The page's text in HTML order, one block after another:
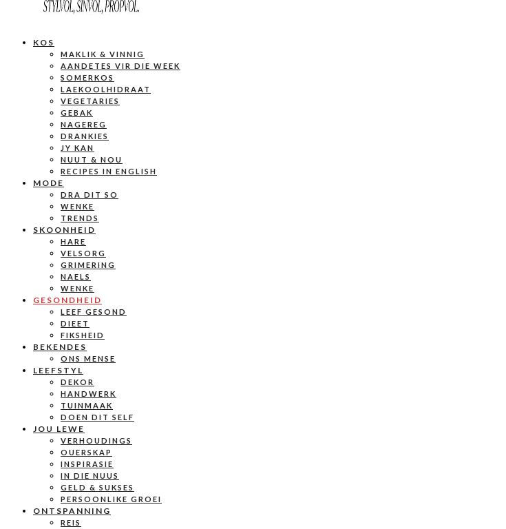
KOS
MAKLIK & VINNIG
AANDETES VIR DIE WEEK
SOMERKOS
LAEKOOLHIDRAAT
VEGETARIES
GEBAK
NAGEREG
DRANKIES
JY KAN
NUUT & NOU
RECIPES IN ENGLISH
MODE
DRA DIT SO
WENKE
TRENDS
SKOONHEID
HARE
VELSORG
GRIMERING
NAELS
WENKE
GESONDHEID
LEEF GESOND
DIEET
FIKSHEID
BEKENDES
ONS MENSE
LEEFSTYL
DEKOR
HANDWERK
TUINMAAK
DOEN DIT SELF
JOU LEWE
VERHOUDINGS
OUERSKAP
INSPIRASIE
IN DIE NUUS
GELD & SUKSES
PERSOONLIKE GROEI
ONTSPANNING
REIS